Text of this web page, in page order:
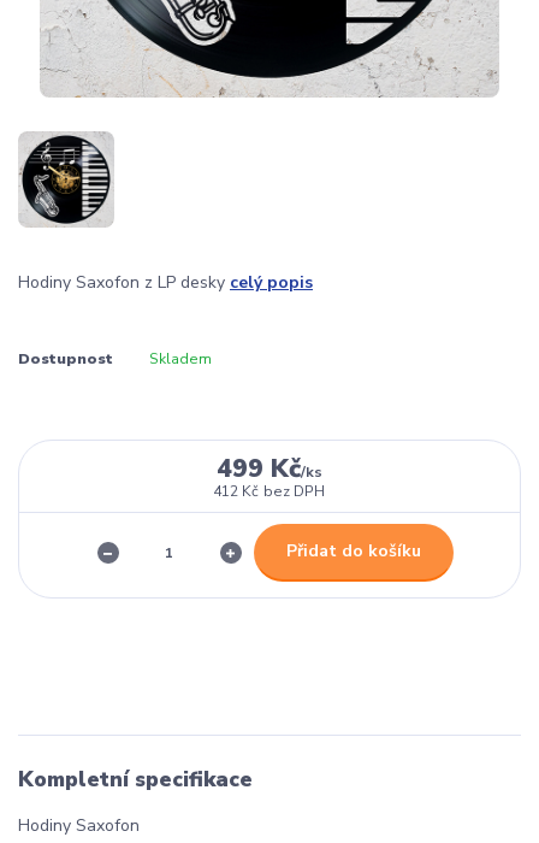
Hodiny Saxofon z LP desky celý popis
Dostupnost Skladem
499 Kč/ks
412 Kč bez DPH
Přidat do košíku
Kompletní specifikace
Hodiny Saxofon